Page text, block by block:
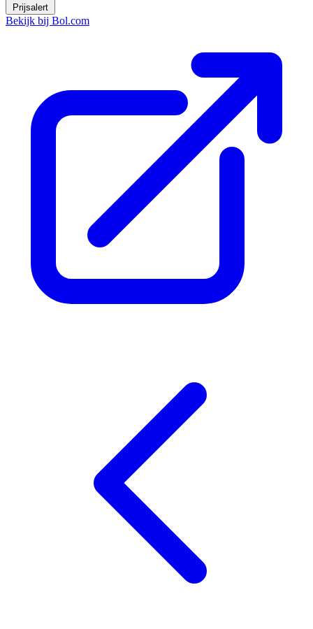
Prijsalert
Bekijk bij Bol.com